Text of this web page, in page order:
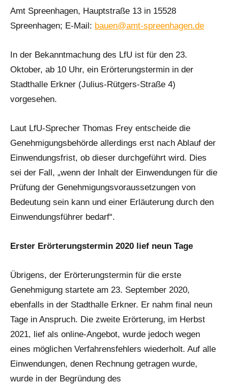
Amt Spreenhagen, Hauptstraße 13 in 15528
Spreenhagen; E-Mail: bauen@amt-spreenhagen.de
In der Bekanntmachung des LfU ist für den 23.
Oktober, ab 10 Uhr, ein Erörterungstermin in der
Stadthalle Erkner (Julius-Rütgers-Straße 4)
vorgesehen.
Laut LfU-Sprecher Thomas Frey entscheide die
Genehmigungsbehörde allerdings erst nach Ablauf der
Einwendungsfrist, ob dieser durchgeführt wird. Dies
sei der Fall, „wenn der Inhalt der Einwendungen für die
Prüfung der Genehmigungsvoraussetzungen von
Bedeutung sein kann und einer Erläuterung durch den
Einwendungsführer bedarf“.
Erster Erörterungstermin 2020 lief neun Tage
Übrigens, der Erörterungstermin für die erste
Genehmigung startete am 23. September 2020,
ebenfalls in der Stadthalle Erkner. Er nahm final neun
Tage in Anspruch. Die zweite Erörterung, im Herbst
2021, lief als online-Angebot, wurde jedoch wegen
eines möglichen Verfahrensfehlers wiederholt. Auf alle
Einwendungen, denen Rechnung getragen wurde,
wurde in der Begründung des